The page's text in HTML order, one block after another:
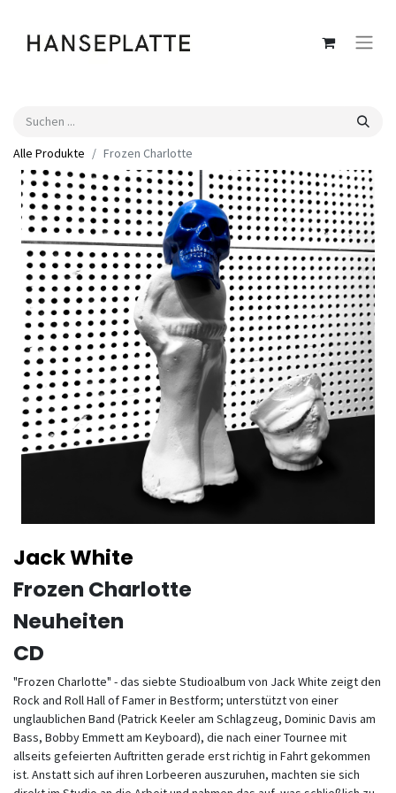
Alle Produkte Frozen Charlotte
Jack White
Frozen Charlotte
Neuheiten
CD
"Frozen Charlotte" - das siebte Studioalbum von Jack White zeigt den
Rock and Roll Hall of Famer in Bestform; unterstützt von einer
unglaublichen Band (Patrick Keeler am Schlagzeug, Dominic Davis am
Bass, Bobby Emmett am Keyboard), die nach einer Tournee mit
allseits gefeierten Auftritten gerade erst richtig in Fahrt gekommen
ist. Anstatt sich auf ihren Lorbeeren auszuruhen, machten sie sich